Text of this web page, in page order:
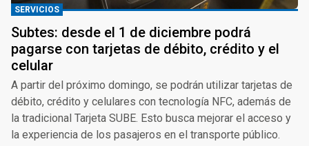
SERVICIOS
Subtes: desde el 1 de diciembre podrá
pagarse con tarjetas de débito, crédito y el
celular
A partir del próximo domingo, se podrán utilizar tarjetas de
débito, crédito y celulares con tecnología NFC, además de
la tradicional Tarjeta SUBE. Esto busca mejorar el acceso y
la experiencia de los pasajeros en el transporte público.